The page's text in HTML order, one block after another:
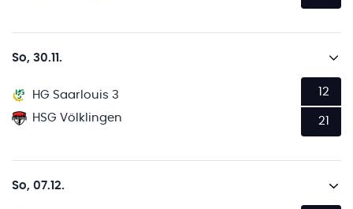
So, 30.11.
HG Saarlouis 3
HSG Völklingen
12
21
So, 07.12.